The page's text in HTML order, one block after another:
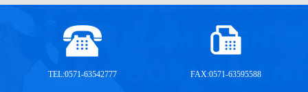
TEL:0571-63542777 FAX:0571-63595588